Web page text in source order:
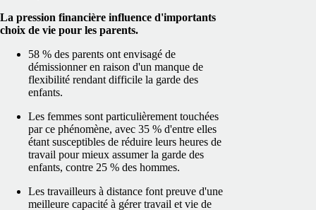
La pression financière influence d'importants
choix de vie pour les parents.
58 % des parents ont envisagé de
démissionner en raison d'un manque de
flexibilité rendant difficile la garde des
enfants.
Les femmes sont particulièrement touchées
par ce phénomène, avec 35 % d'entre elles
étant susceptibles de réduire leurs heures de
travail pour mieux assumer la garde des
enfants, contre 25 % des hommes.
Les travailleurs à distance font preuve d'une
meilleure capacité à gérer travail et vie de